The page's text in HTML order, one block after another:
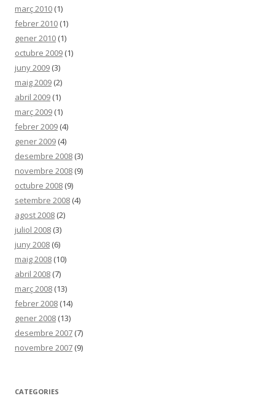
març 2010 (1)
febrer 2010 (1)
gener 2010 (1)
octubre 2009 (1)
juny 2009 (3)
maig 2009 (2)
abril 2009 (1)
març 2009 (1)
febrer 2009 (4)
gener 2009 (4)
desembre 2008 (3)
novembre 2008 (9)
octubre 2008 (9)
setembre 2008 (4)
agost 2008 (2)
juliol 2008 (3)
juny 2008 (6)
maig 2008 (10)
abril 2008 (7)
març 2008 (13)
febrer 2008 (14)
gener 2008 (13)
desembre 2007 (7)
novembre 2007 (9)
CATEGORIES